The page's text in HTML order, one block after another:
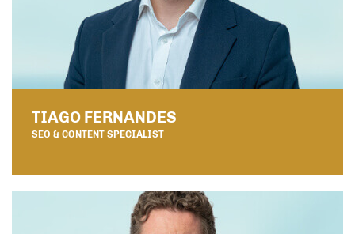
TIAGO FERNANDES
SEO & CONTENT SPECIALIST